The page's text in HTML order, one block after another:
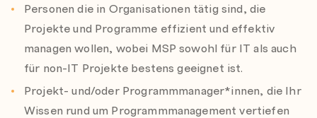
Justification
Structure
Knowledge
Assurance
Decisions
Personen die in Organisationen tätig sind, die
Projekte und Programme effizient und effektiv
managen wollen, wobei MSP sowohl für IT als auch
für non-IT Projekte bestens geeignet ist.
Projekt- und/oder Programmmanager*innen, die Ihr
Wissen rund um Programmmanagement vertiefen